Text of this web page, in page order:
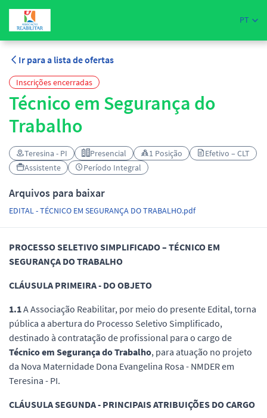
PT
Ir para a lista de ofertas
Inscrições encerradas
Técnico em Segurança do
Trabalho
Teresina - PI Presencial 1 Posição
Efetivo – CLT
Assistente
Período Integral
Arquivos para baixar
EDITAL - TÉCNICO EM SEGURANÇA DO TRABALHO.pdf
PROCESSO SELETIVO SIMPLIFICADO – TÉCNICO EM
SEGURANÇA DO TRABALHO
CLÁUSULA PRIMEIRA - DO OBJETO
1.1A Associação Reabilitar, por meio do presente Edital, torna
pública a abertura do Processo Seletivo Simplificado,
destinado à contratação de profissional para o cargo de
Técnico em Segurança do Trabalho, para atuação no projeto
da Nova Maternidade Dona Evangelina Rosa - NMDER em
Teresina - PI.
CLÁUSULA SEGUNDA - PRINCIPAIS ATRIBUIÇÕES DO CARGO